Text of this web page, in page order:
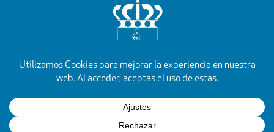
YouTubeFacebookInstagram